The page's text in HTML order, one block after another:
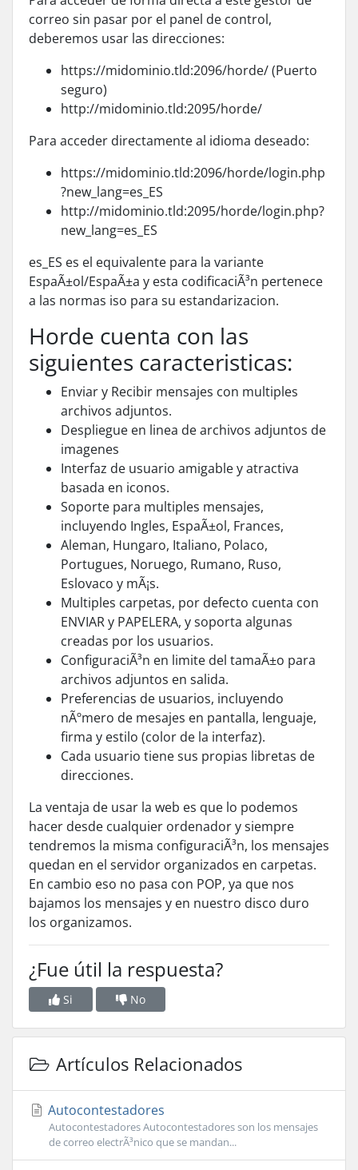
correo sin pasar por el panel de control,
deberemos usar las direcciones:
https://midominio.tld:2096/horde/ (Puerto
seguro)
http://midominio.tld:2095/horde/
Para acceder directamente al idioma deseado:
https://midominio.tld:2096/horde/login.php
?new_lang=es_ES
http://midominio.tld:2095/horde/login.php?
new_lang=es_ES
es_ES es el equivalente para la variante
EspaÃ±ol/EspaÃ±a y esta codificaciÃ³n pertenece
a las normas iso para su estandarizacion.
Horde cuenta con las
siguientes caracteristicas:
Enviar y Recibir mensajes con multiples
archivos adjuntos.
Despliegue en linea de archivos adjuntos de
imagenes
Interfaz de usuario amigable y atractiva
basada en iconos.
Soporte para multiples mensajes,
incluyendo Ingles, EspaÃ±ol, Frances,
Aleman, Hungaro, Italiano, Polaco,
Portugues, Noruego, Rumano, Ruso,
Eslovaco y mÃ¡s.
Multiples carpetas, por defecto cuenta con
ENVIAR y PAPELERA, y soporta algunas
creadas por los usuarios.
ConfiguraciÃ³n en limite del tamaÃ±o para
archivos adjuntos en salida.
Preferencias de usuarios, incluyendo
nÃºmero de mesajes en pantalla, lenguaje,
firma y estilo (color de la interfaz).
Cada usuario tiene sus propias libretas de
direcciones.
La ventaja de usar la web es que lo podemos
hacer desde cualquier ordenador y siempre
tendremos la misma configuraciÃ³n, los mensajes
quedan en el servidor organizados en carpetas.
En cambio eso no pasa con POP, ya que nos
bajamos los mensajes y en nuestro disco duro
los organizamos.
¿Fue útil la respuesta?
Si No
Artículos Relacionados
Autocontestadores
Autocontestadores Autocontestadores son los mensajes
de correo electrÃ³nico que se mandan...